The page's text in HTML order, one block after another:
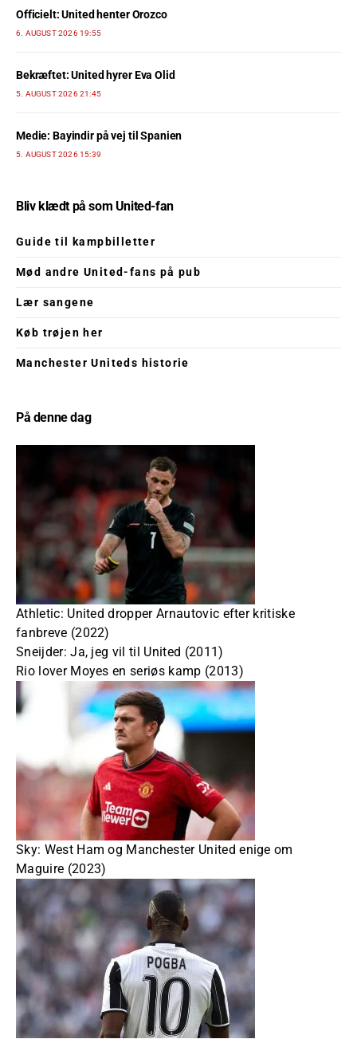
Officielt: United henter Orozco
6. AUGUST 2026 19:55
Bekræftet: United hyrer Eva Olid
5. AUGUST 2026 21:45
Medie: Bayindir på vej til Spanien
5. AUGUST 2026 15:39
Bliv klædt på som United-fan
Guide til kampbilletter
Mød andre United-fans på pub
Lær sangene
Køb trøjen her
Manchester Uniteds historie
På denne dag
Athletic: United dropper Arnautovic efter kritiske
fanbreve (2022)
Sneijder: Ja, jeg vil til United (2011)
Rio lover Moyes en seriøs kamp (2013)
Sky: West Ham og Manchester United enige om
Maguire (2023)